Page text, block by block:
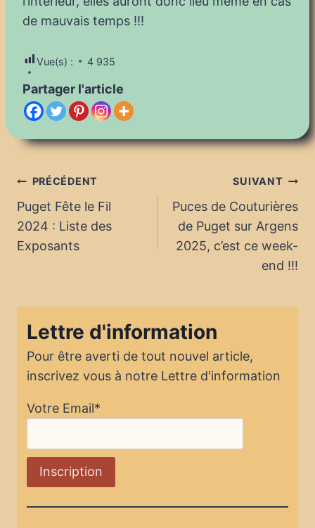
de mauvais temps !!!
Vue(s) : 4 935
Partager l'article
Navigation
de
l’article
PRÉCÉDENT
Puget Fête le Fil
2024 : Liste des
Exposants
SUIVANT
Puces de Couturières
de Puget sur Argens
2025, c’est ce week-
end !!!
Lettre d'information
Pour être averti de tout nouvel article,
inscrivez vous à notre Lettre d'information
Votre Email*